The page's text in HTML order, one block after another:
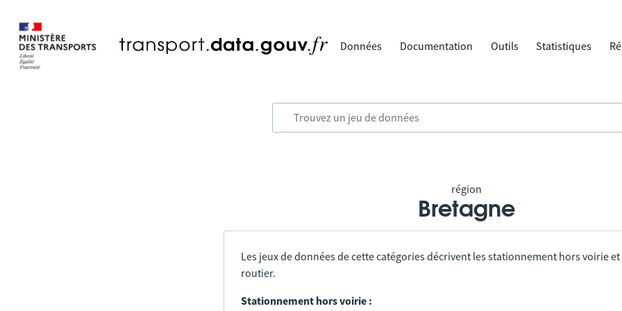
Données Documentation Outils Statistiques
région
Bretagne
Les jeux de données de cette catégories décrivent les stationnement hors voirie
routier.
Stationnement hors voirie :